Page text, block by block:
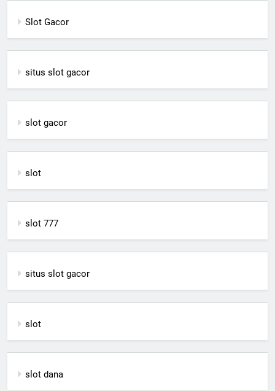
Slot Gacor
situs slot gacor
slot gacor
slot
slot 777
situs slot gacor
slot
slot dana